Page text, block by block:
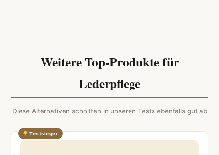
Weitere Top-Produkte für
Lederpflege
Diese Alternativen schnitten in unseren Tests ebenfalls gut ab
Testsieger